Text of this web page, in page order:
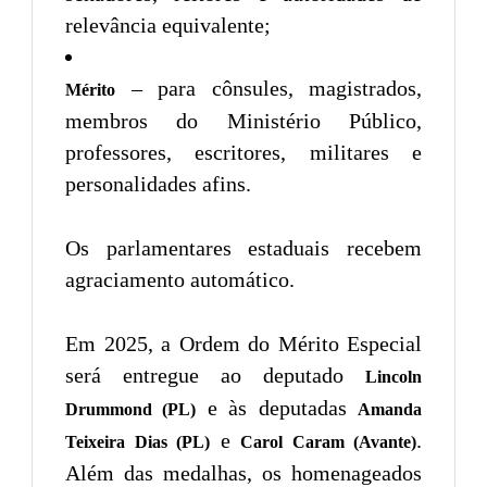
relevância equivalente;
Mérito
– para cônsules, magistrados,
membros do Ministério Público,
professores, escritores, militares e
personalidades afins.
Os parlamentares estaduais recebem
agraciamento automático.
Em 2025, a Ordem do Mérito Especial
será entregue ao deputado
Lincoln
Drummond (PL)
e às deputadas
Amanda
Teixeira Dias (PL) e Carol Caram (Avante).
Além das medalhas, os homenageados